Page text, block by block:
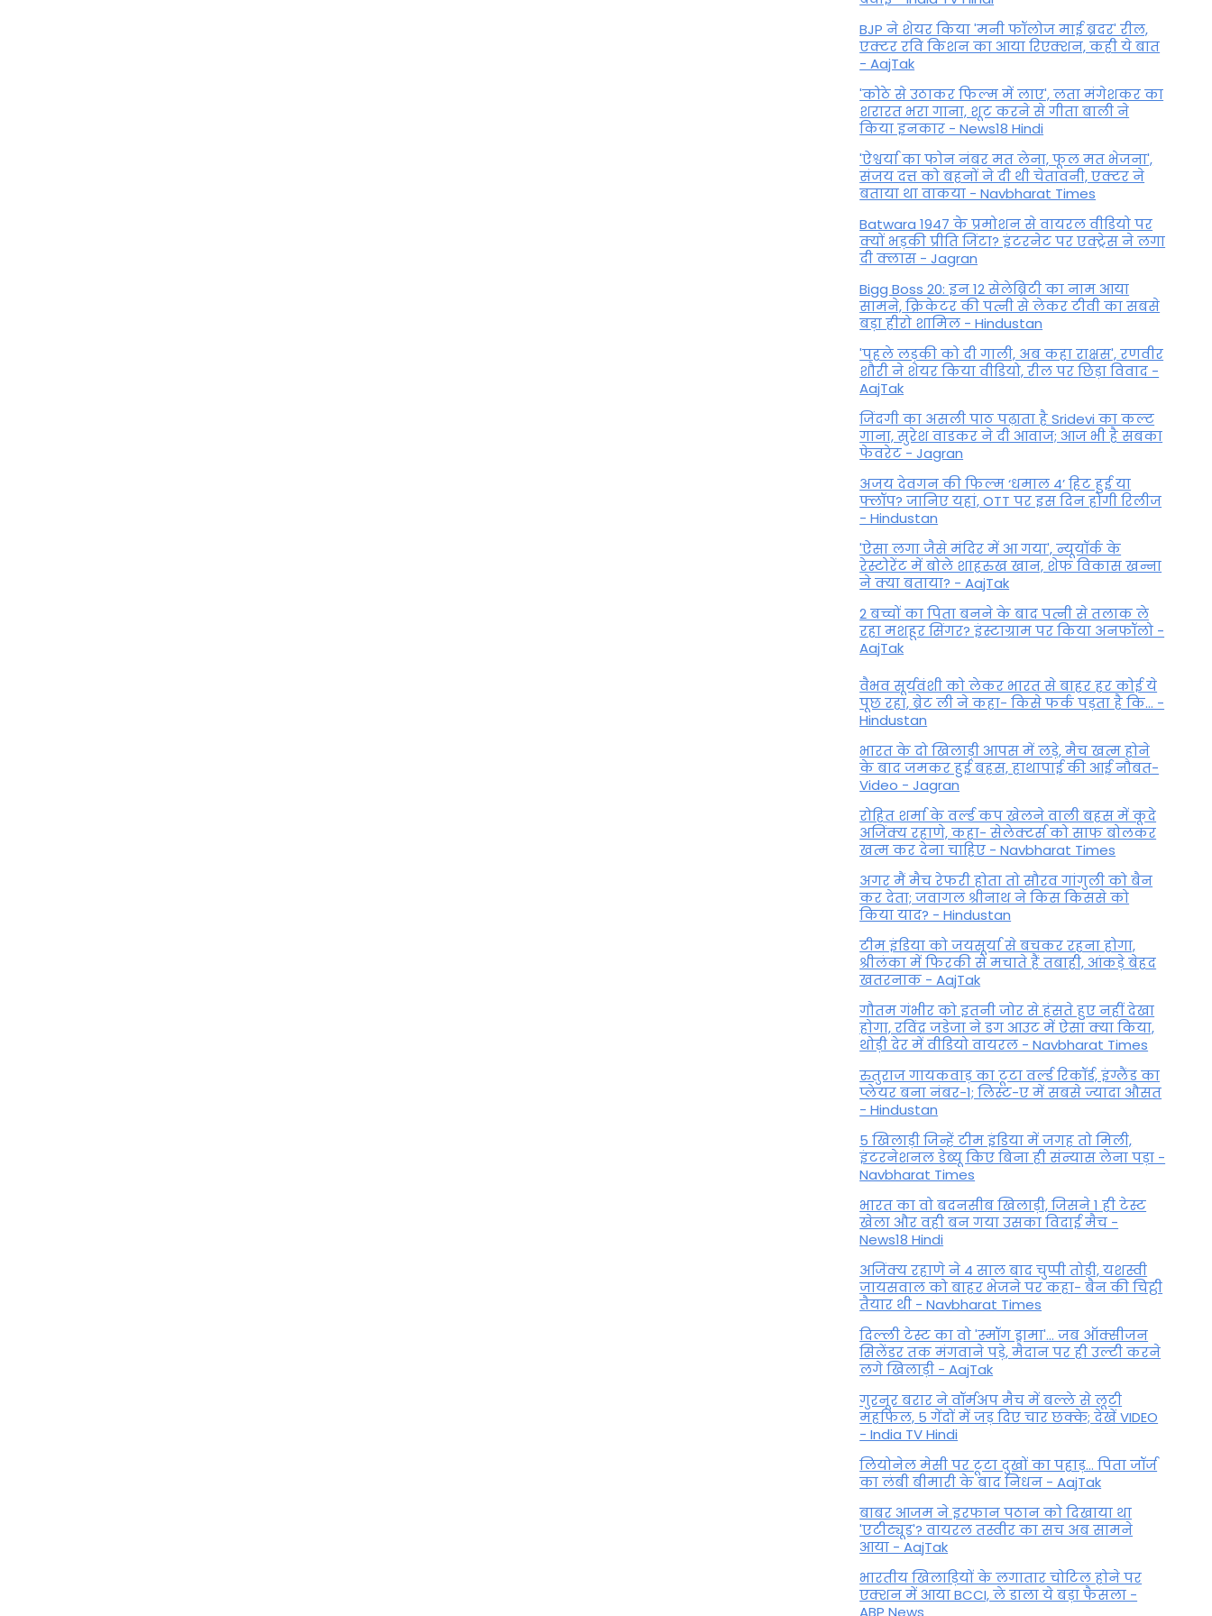
BJP ने शेयर किया 'मनी फॉलोज माई ब्रदर' रील,
एक्टर रवि किशन का आया रिएक्शन, कही ये बात
- AajTak
'कोठे से उठाकर फिल्म में लाए', लता मंगेशकर का
शरारत भरा गाना, शूट करने से गीता बाली ने
किया इनकार - News18 Hindi
'ऐश्वर्या का फोन नंबर मत लेना, फूल मत भेजना',
संजय दत्त को बहनों ने दी थी चेतावनी, एक्टर ने
बताया था वाकया - Navbharat Times
Batwara 1947 के प्रमोशन से वायरल वीडियो पर
क्यों भड़की प्रीति जिंटा? इंटरनेट पर एक्ट्रेस ने लगा
दी क्लास - Jagran
Bigg Boss 20: इन 12 सेलेब्रिटी का नाम आया
सामने, क्रिकेटर की पत्नी से लेकर टीवी का सबसे
बड़ा हीरो शामिल - Hindustan
'पहले लड़की को दी गाली, अब कहा राक्षस', रणवीर
शौरी ने शेयर किया वीडियो, रील पर छिड़ा विवाद -
AajTak
जिंदगी का असली पाठ पढ़ाता है Sridevi का कल्ट
गाना, सुरेश वाडकर ने दी आवाज; आज भी है सबका
फेवरेट - Jagran
अजय देवगन की फिल्म ‘धमाल 4’ हिट हुई या
फ्लॉप? जानिए यहां, OTT पर इस दिन होगी रिलीज
- Hindustan
'ऐसा लगा जैसे मंदिर में आ गया', न्यूयॉर्क के
रेस्टोरेंट में बोले शाहरुख खान, शेफ विकास खन्ना
ने क्या बताया? - AajTak
2 बच्चों का पिता बनने के बाद पत्नी से तलाक ले
रहा मशहूर सिंगर? इंस्टाग्राम पर किया अनफॉलो -
AajTak
वैभव सूर्यवंशी को लेकर भारत से बाहर हर कोई ये
पूछ रहा, ब्रेट ली ने कहा- किसे फर्क पड़ता है कि… -
Hindustan
भारत के दो खिलाड़ी आपस में लड़े, मैच खत्म होने
के बाद जमकर हुई बहस, हाथापाई की आई नौबत-
Video - Jagran
रोहित शर्मा के वर्ल्ड कप खेलने वाली बहस में कूदे
अजिंक्य रहाणे, कहा- सेलेक्टर्स को साफ बोलकर
खत्म कर देना चाहिए - Navbharat Times
अगर मैं मैच रेफरी होता तो सौरव गांगुली को बैन
कर देता; जवागल श्रीनाथ ने किस किससे को
किया याद? - Hindustan
टीम इंडिया को जयसूर्या से बचकर रहना होगा,
श्रीलंका में फिरकी से मचाते हैं तबाही, आंकड़े बेहद
खतरनाक - AajTak
गौतम गंभीर को इतनी जोर से हंसते हुए नहीं देखा
होगा, रविंद्र जडेजा ने डग आउट में ऐसा क्या किया,
थोड़ी देर में वीडियो वायरल - Navbharat Times
रुतुराज गायकवाड़ का टूटा वर्ल्ड रिकॉर्ड, इंग्लैंड का
प्लेयर बना नंबर-1; लिस्ट-ए में सबसे ज्यादा औसत
- Hindustan
5 खिलाड़ी जिन्हें टीम इंडिया में जगह तो मिली,
इंटरनेशनल डेब्यू किए बिना ही संन्यास लेना पड़ा -
Navbharat Times
भारत का वो बदनसीब खिलाड़ी, जिसने 1 ही टेस्ट
खेला और वही बन गया उसका विदाई मैच -
News18 Hindi
अजिंक्य रहाणे ने 4 साल बाद चुप्पी तोड़ी, यशस्वी
जायसवाल को बाहर भेजने पर कहा- बैन की चिट्ठी
तैयार थी - Navbharat Times
दिल्ली टेस्ट का वो 'स्मॉग ड्रामा'... जब ऑक्सीजन
सिलेंडर तक मंगवाने पड़े, मैदान पर ही उल्टी करने
लगे खिलाड़ी - AajTak
गुरनूर बरार ने वॉर्मअप मैच में बल्ले से लूटी
महफिल, 5 गेंदों में जड़ दिए चार छक्के; देखें VIDEO
- India TV Hindi
लियोनेल मेसी पर टूटा दुखों का पहाड़... पिता जॉर्ज
का लंबी बीमारी के बाद निधन - AajTak
बाबर आजम ने इरफान पठान को दिखाया था
'एटीट्यूड'? वायरल तस्वीर का सच अब सामने
आया - AajTak
भारतीय खिलाड़ियों के लगातार चोटिल होने पर
एक्शन में आया BCCI, ले डाला ये बड़ा फैसला -
ABP News